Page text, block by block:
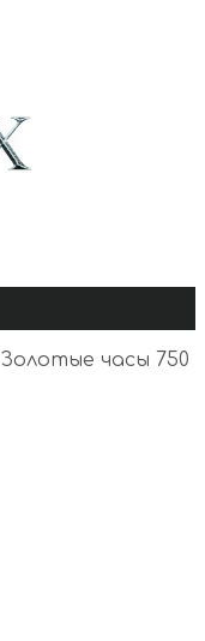
Золотые часы 750